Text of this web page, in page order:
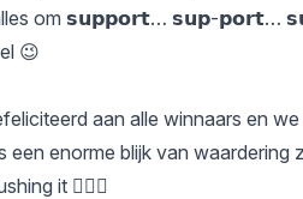
om 𝘀𝘂𝗽𝗽𝗼𝗿𝘁… 𝘀𝘂𝗽-𝗽𝗼𝗿𝘁…
😉
aan alle winnaars en
een enorme blijk van waardering
it 🏄🏽‍♂️